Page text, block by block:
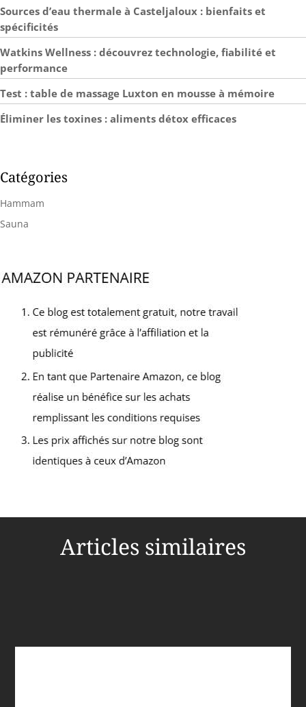
Sources d’eau thermale à Casteljaloux : bienfaits et
spécificités
Watkins Wellness : découvrez technologie, fiabilité et
performance
Test : table de massage Luxton en mousse à mémoire
Éliminer les toxines : aliments détox efficaces
Catégories
Hammam
Sauna
Articles similaires